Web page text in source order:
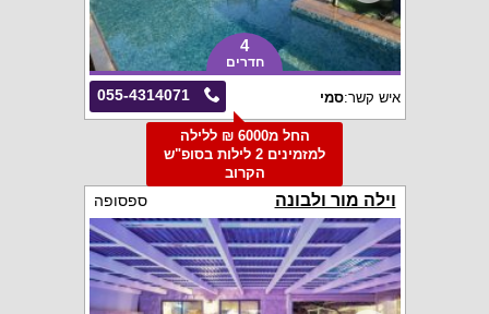
4
חדרים
055-4314071 איש קשר:סמי
החל מ6000 ₪ ללילה
למזמינים 2 לילות בסופ"ש
הקרוב
וילה מור ולבונה ספסופה